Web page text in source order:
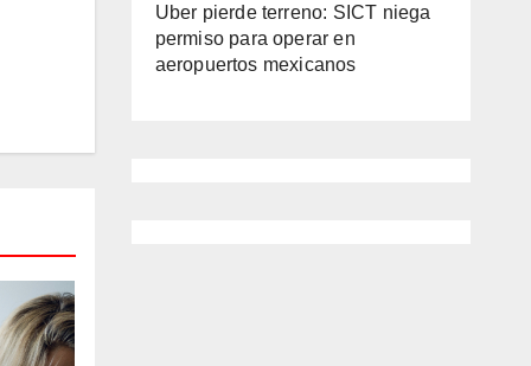
Uber pierde terreno: SICT niega
permiso para operar en
aeropuertos mexicanos